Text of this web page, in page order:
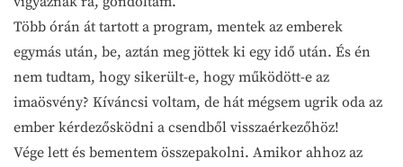
Több órán át tartott a program, mentek az emberek
egymás után, be, aztán meg jöttek ki egy idő után. És én
nem tudtam, hogy sikerült-e, hogy működött-e az
imaösvény? Kíváncsi voltam, de hát mégsem ugrik oda az
ember kérdezősködni a csendből visszaérkezőhöz!
Vége lett és bementem összepakolni. Amikor ahhoz az